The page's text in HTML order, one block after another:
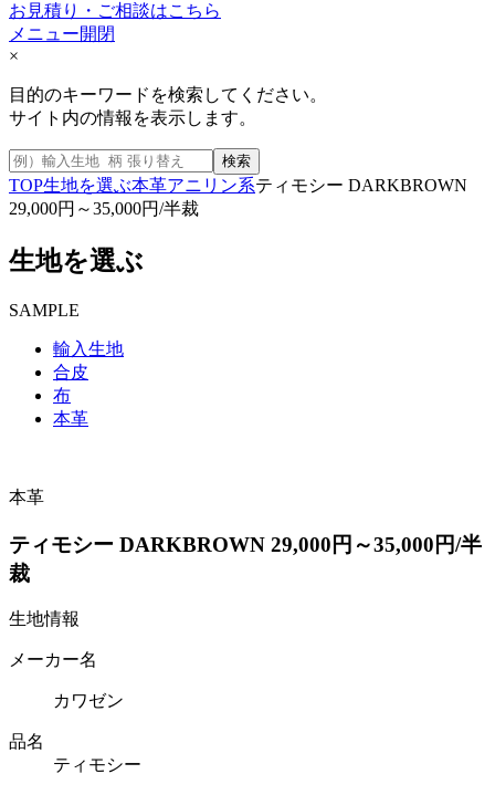
お見積り・ご相談はこちら
メニュー開閉
×
目的のキーワードを検索してください。
サイト内の情報を表示します。
検索
TOP生地を選ぶ本革アニリン系ティモシー DARKBROWN
29,000円～35,000円/半裁
生地を選ぶ
SAMPLE
輸入生地
合皮
布
本革
本革
ティモシー DARKBROWN 29,000円～35,000円/半
裁
生地情報
メーカー名
カワゼン
品名
ティモシー